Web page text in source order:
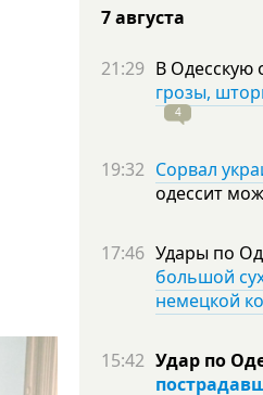
7 августа
21:29 В Одесскую
грозы,
4
19:32 Сорвал
одессит
17:46 Удары по
большой
немецкой
15:42 Удар по